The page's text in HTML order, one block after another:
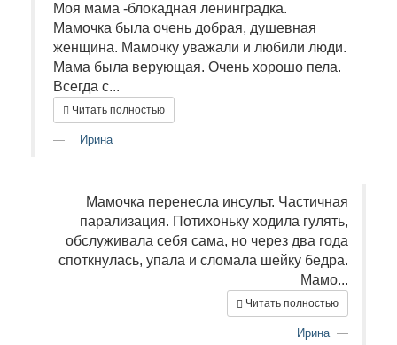
Моя мама -блокадная ленинградка.
Мамочка была очень добрая, душевная
женщина. Мамочку уважали и любили люди.
Мама была верующая. Очень хорошо пела.
Всегда с...
Читать полностью
Ирина
Мамочка перенесла инсульт. Частичная
парализация. Потихоньку ходила гулять,
обслуживала себя сама, но через два года
споткнулась, упала и сломала шейку бедра.
Мамо...
Читать полностью
Ирина